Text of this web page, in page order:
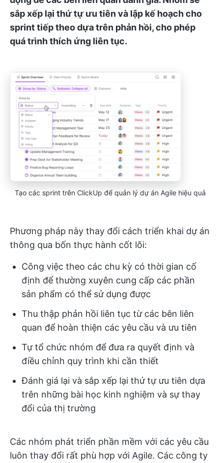
sắp xếp lại thứ tự ưu tiên và lập kế hoạch cho
sprint tiếp theo dựa trên phản hồi, cho phép
quá trình thích ứng liên tục.
Tạo các sprint trên ClickUp để quản lý dự án Agile hiệu quả
Phương pháp này thay đổi cách triển khai dự án
thông qua bốn thực hành cốt lõi:
Công việc theo các chu kỳ có thời gian cố
định để thường xuyên cung cấp các phần
sản phẩm có thể sử dụng được
Thu thập phản hồi liên tục từ các bên liên
quan để hoàn thiện các yêu cầu và ưu tiên
Tự tổ chức nhóm để đưa ra quyết định và
điều chỉnh quy trình khi cần thiết
Đánh giá lại và sắp xếp lại thứ tự ưu tiên dựa
trên những bài học kinh nghiệm và sự thay
đổi của thị trường
Các nhóm phát triển phần mềm với các yêu cầu
luôn thay đổi rất phù hợp với Agile. Các công ty